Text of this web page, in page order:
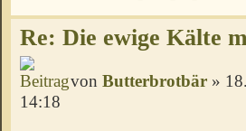
Re: Die ewige Kälte
von Butterbrotbär »
14:18